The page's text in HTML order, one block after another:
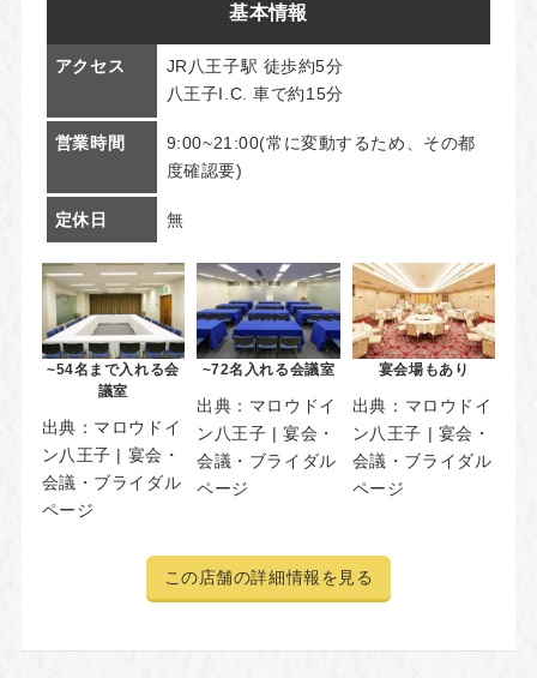
基本情報
アクセス
JR八王子駅 徒歩約5分
八王子I.C. 車で約15分
営業時間
9:00~21:00(常に変動するため、その都
度確認要)
定休日 無
~54名まで入れる会
議室
出典： マロウドイ
ン八王子 | 宴会・
会議・ブライダル
ページ
~72名入れる会議室
出典： マロウドイ
ン八王子 | 宴会・
会議・ブライダル
ページ
宴会場もあり
出典： マロウドイ
ン八王子 | 宴会・
会議・ブライダル
ページ
この店舗の詳細情報を見る